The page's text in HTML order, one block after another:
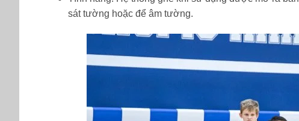
sát tường hoặc để âm tường.